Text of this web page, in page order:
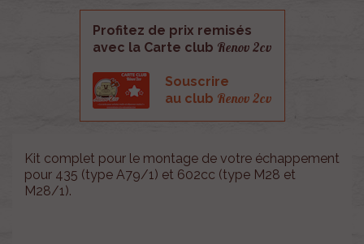
Profitez de prix remisés
avec la Carte club Renov 2cv
Souscrire
au club Renov 2cv
Kit complet pour le montage de votre échappement
pour 435 (type A79/1) et 602cc (type M28 et
M28/1).